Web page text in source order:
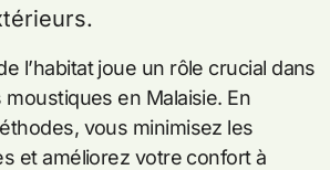
l’habitat joue un rôle crucial dans
en Malaisie. En
vous minimisez les
et améliorez votre confort à